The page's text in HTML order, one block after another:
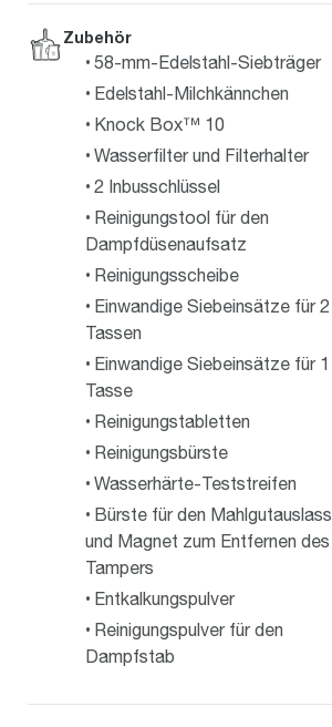
Zubehör
58-mm-Edelstahl-Siebträger
Edelstahl-Milchkännchen
Knock Box™ 10
Wasserfilter und Filterhalter
2 Inbusschlüssel
Reinigungstool für den
Dampfdüsenaufsatz
Reinigungsscheibe
Einwandige Siebeinsätze für 2
Tassen
Einwandige Siebeinsätze für 1
Tasse
Reinigungstabletten
Reinigungsbürste
Wasserhärte-Teststreifen
Bürste für den Mahlgutauslass
und Magnet zum Entfernen des
Tampers
Entkalkungspulver
Reinigungspulver für den
Dampfstab